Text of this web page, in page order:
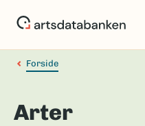
Forside
Arter